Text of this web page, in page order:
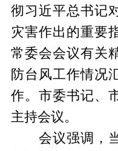
彻习近平总书记
灾害作出的重要
常委会会议有关
防台风工作情况
作。市委书记、
主持会议。
会议强调，当